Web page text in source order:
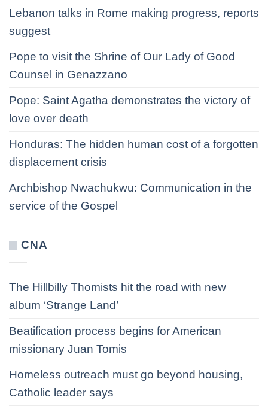
Lebanon talks in Rome making progress, reports
suggest
Pope to visit the Shrine of Our Lady of Good
Counsel in Genazzano
Pope: Saint Agatha demonstrates the victory of
love over death
Honduras: The hidden human cost of a forgotten
displacement crisis
Archbishop Nwachukwu: Communication in the
service of the Gospel
CNA
The Hillbilly Thomists hit the road with new
album ‘Strange Land’
Beatification process begins for American
missionary Juan Tomis
Homeless outreach must go beyond housing,
Catholic leader says